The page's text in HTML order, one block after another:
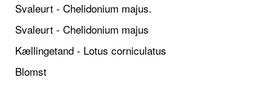
Svaleurt - Chelidonium majus.
Svaleurt - Chelidonium majus
Kællingetand - Lotus corniculatus
Blomst